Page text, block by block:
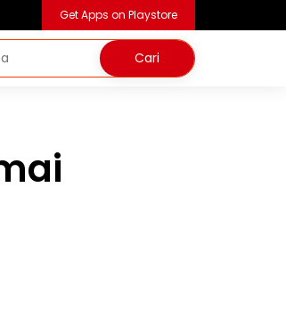
Get Apps on Playstore